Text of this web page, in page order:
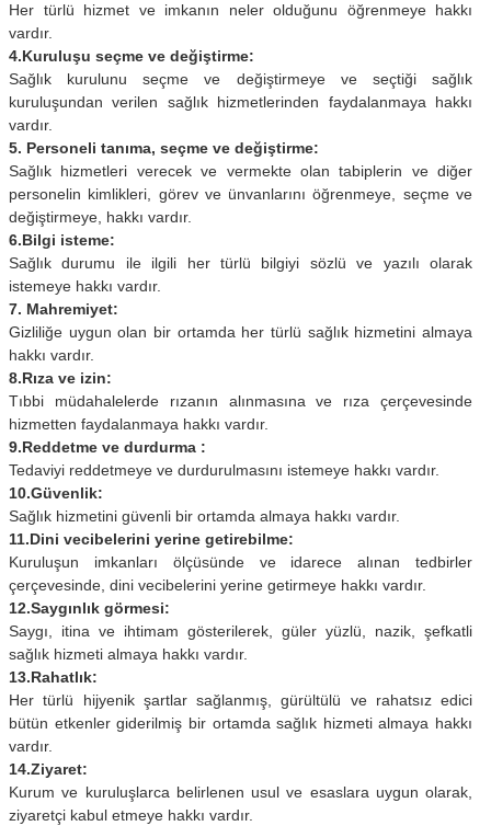
Her türlü hizmet ve imkanın neler olduğunu öğrenmeye hakkı
vardır.
4.Kuruluşu seçme ve değiştirme:
Sağlık kurulunu seçme ve değiştirmeye ve seçtiği sağlık
kuruluşundan verilen sağlık hizmetlerinden faydalanmaya hakkı
vardır.
5. Personeli tanıma, seçme ve değiştirme:
Sağlık hizmetleri verecek ve vermekte olan tabiplerin ve diğer
personelin kimlikleri, görev ve ünvanlarını öğrenmeye, seçme ve
değiştirmeye, hakkı vardır.
6.Bilgi isteme:
Sağlık durumu ile ilgili her türlü bilgiyi sözlü ve yazılı olarak
istemeye hakkı vardır.
7. Mahremiyet:
Gizliliğe uygun olan bir ortamda her türlü sağlık hizmetini almaya
hakkı vardır.
8.Rıza ve izin:
Tıbbi müdahalelerde rızanın alınmasına ve rıza çerçevesinde
hizmetten faydalanmaya hakkı vardır.
9.Reddetme ve durdurma :
Tedaviyi reddetmeye ve durdurulmasını istemeye hakkı vardır.
10.Güvenlik:
Sağlık hizmetini güvenli bir ortamda almaya hakkı vardır.
11.Dini vecibelerini yerine getirebilme:
Kuruluşun imkanları ölçüsünde ve idarece alınan tedbirler
çerçevesinde, dini vecibelerini yerine getirmeye hakkı vardır.
12.Saygınlık görmesi:
Saygı, itina ve ihtimam gösterilerek, güler yüzlü, nazik, şefkatli
sağlık hizmeti almaya hakkı vardır.
13.Rahatlık:
Her türlü hijyenik şartlar sağlanmış, gürültülü ve rahatsız edici
bütün etkenler giderilmiş bir ortamda sağlık hizmeti almaya hakkı
vardır.
14.Ziyaret:
Kurum ve kuruluşlarca belirlenen usul ve esaslara uygun olarak,
ziyaretçi kabul etmeye hakkı vardır.